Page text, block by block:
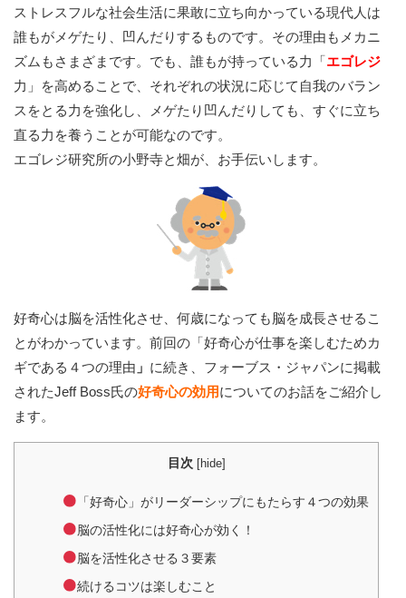
ストレスフルな社会生活に果敢に立ち向かっている現代人は
誰もがメゲたり、凹んだりするものです。その理由もメカニ
ズムもさまざまです。でも、誰もが持っている力「エゴレジ
力」を高めることで、それぞれの状況に応じて自我のバラン
スをとる力を強化し、メゲたり凹んだりしても、すぐに立ち
直る力を養うことが可能なのです。
エゴレジ研究所の小野寺と畑が、お手伝いします。
好奇心は脳を活性化させ、何歳になっても脳を成長させるこ
とがわかっています。前回の「好奇心が仕事を楽しむためカ
ギである４つの理由 」 に続き、フォーブス・ジャパンに掲載
されたJeff Boss氏の好奇心の効用についてのお話をご紹介し
ます。
目次 [hide]
「好奇心」がリーダーシップにもたらす４つの効果
脳の活性化には好奇心が効く！
脳を活性化させる３要素
続けるコツは楽しむこと